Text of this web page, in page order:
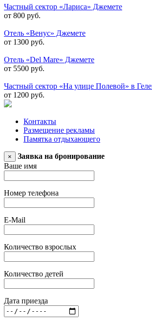
Частный сектор «Лариса» Джемете
от 800 руб.
Отель «Венус» Джемете
от 1300 руб.
Отель «Del Mare» Джемете
от 5500 руб.
Частный сектор «На улице Полевой» в
от 1200 руб.
Контакты
Размещение рекламы
Памятка отдыхающего
×
Заявка на бронирование
Ваше имя
Номер телефона
E-Mail
Количество взрослых
Количество детей
Дата приезда